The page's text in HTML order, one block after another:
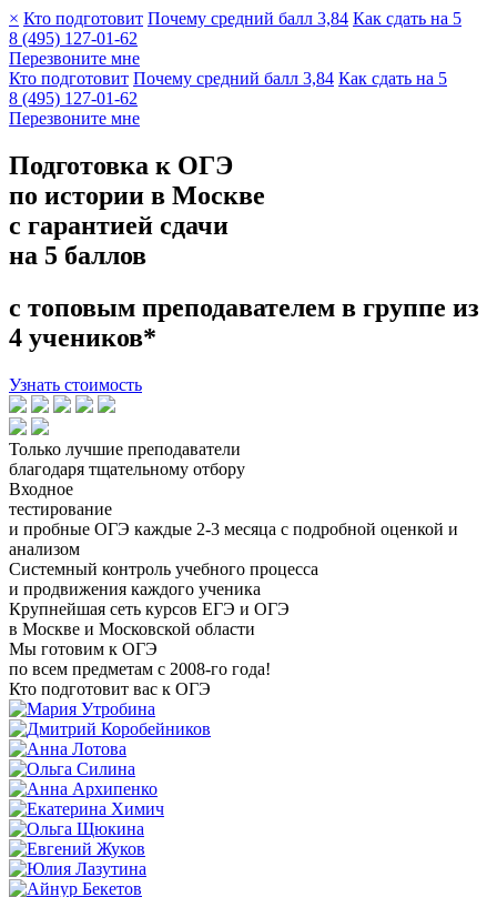
× Кто подготовит Почему средний балл 3,84 Как сдать на 5
8 (495) 127-01-62
Перезвоните мне
Кто подготовит Почему средний балл 3,84 Как сдать на 5
8 (495) 127-01-62
Перезвоните мне
Подготовка к ОГЭ
по истории в Москве
с гарантией сдачи
на 5 баллов
с топовым преподавателем в группе из
4 учеников*
Узнать стоимость
Только лучшие преподаватели
благодаря тщательному отбору
Входное
тестирование
и пробные ОГЭ каждые 2-3 месяца с подробной оценкой и
анализом
Системный контроль учебного процесса
и продвижения каждого ученика
Крупнейшая сеть курсов ЕГЭ и ОГЭ
в Москве и Московской области
Мы готовим к ОГЭ
по всем предметам с 2008-го года!
Кто подготовит вас к ОГЭ